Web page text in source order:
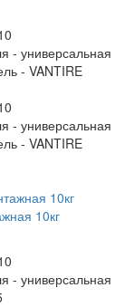
- универсальная
- VANTIRE
- универсальная
- VANTIRE
10кг
- универсальная